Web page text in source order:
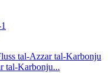
tal-Karbonju...